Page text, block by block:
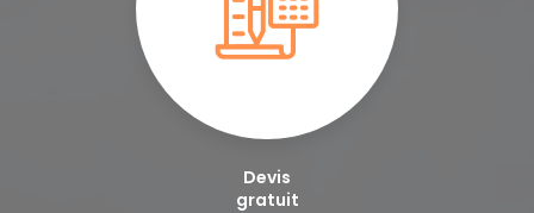
Devis
gratuit